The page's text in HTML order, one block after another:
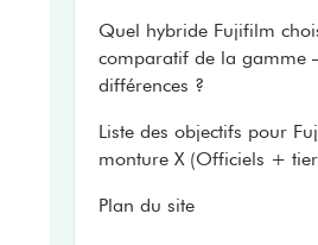
Quel hybride Fujifilm
comparatif de la gamme
différences ?
Liste des objectifs pour
monture X (Officiels +
Plan du site